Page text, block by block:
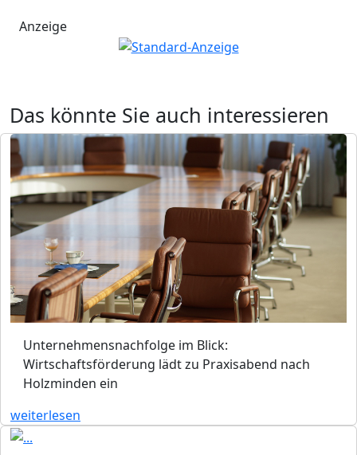
Anzeige
Das könnte Sie auch interessieren
Unternehmensnachfolge im Blick:
Wirtschaftsförderung lädt zu Praxisabend nach
Holzminden ein
weiterlesen